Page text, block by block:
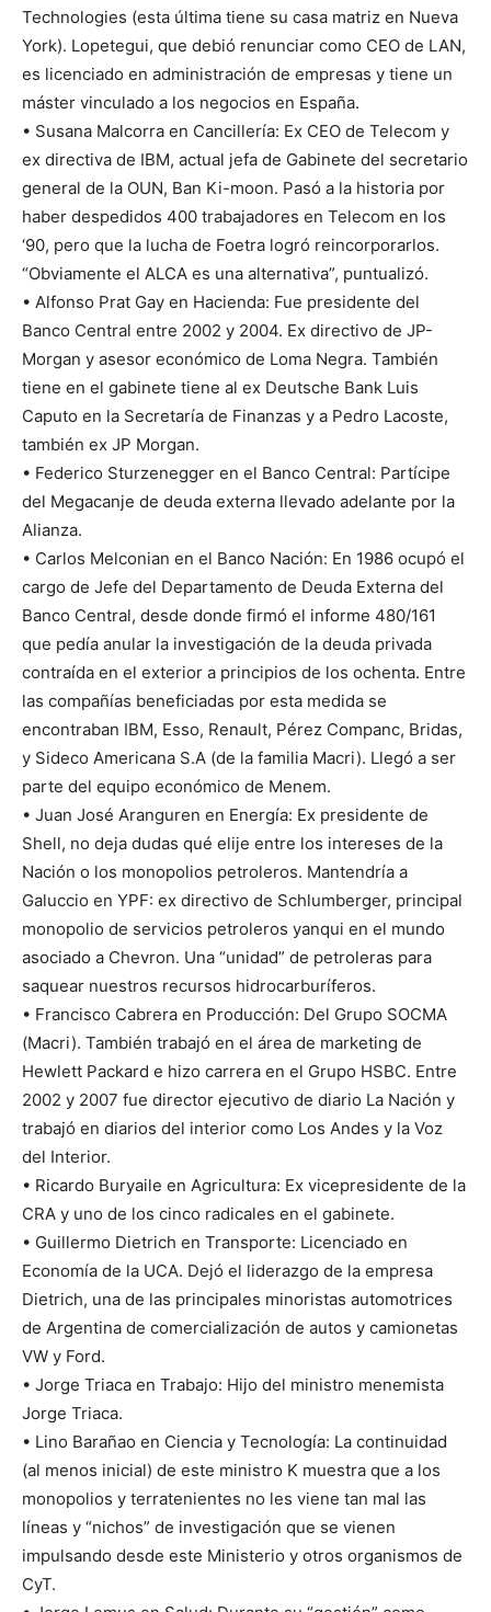
Technologies (esta última tiene su casa matriz en Nueva
York). Lopetegui, que debió renunciar como CEO de LAN,
es licenciado en administración de empresas y tiene un
máster vinculado a los negocios en España.
• Susana Malcorra en Cancillería: Ex CEO de Telecom y
ex directiva de IBM, actual jefa de Gabinete del secretario
general de la OUN, Ban Ki-moon. Pasó a la historia por
haber despedidos 400 trabajadores en Telecom en los
‘90, pero que la lucha de Foetra logró reincorporarlos.
“Obviamente el ALCA es una alternativa”, puntualizó.
• Alfonso Prat Gay en Hacienda: Fue presidente del
Banco Central entre 2002 y 2004. Ex directivo de JP-
Morgan y asesor económico de Loma Negra. También
tiene en el gabinete tiene al ex Deutsche Bank Luis
Caputo en la Secretaría de Finanzas y a Pedro Lacoste,
también ex JP Morgan.
• Federico Sturzenegger en el Banco Central: Partícipe
del Megacanje de deuda externa llevado adelante por la
Alianza.
• Carlos Melconian en el Banco Nación: En 1986 ocupó el
cargo de Jefe del Departamento de Deuda Externa del
Banco Central, desde donde firmó el informe 480/161
que pedía anular la investigación de la deuda privada
contraída en el exterior a principios de los ochenta. Entre
las compañías beneficiadas por esta medida se
encontraban IBM, Esso, Renault, Pérez Companc, Bridas,
y Sideco Americana S.A (de la familia Macri). Llegó a ser
parte del equipo económico de Menem.
• Juan José Aranguren en Energía: Ex presidente de
Shell, no deja dudas qué elije entre los intereses de la
Nación o los monopolios petroleros. Mantendría a
Galuccio en YPF: ex directivo de Schlumberger, principal
monopolio de servicios petroleros yanqui en el mundo
asociado a Chevron. Una “unidad” de petroleras para
saquear nuestros recursos hidrocarburíferos.
• Francisco Cabrera en Producción: Del Grupo SOCMA
(Macri). También trabajó en el área de marketing de
Hewlett Packard e hizo carrera en el Grupo HSBC. Entre
2002 y 2007 fue director ejecutivo de diario La Nación y
trabajó en diarios del interior como Los Andes y la Voz
del Interior.
• Ricardo Buryaile en Agricultura: Ex vicepresidente de la
CRA y uno de los cinco radicales en el gabinete.
• Guillermo Dietrich en Transporte: Licenciado en
Economía de la UCA. Dejó el liderazgo de la empresa
Dietrich, una de las principales minoristas automotrices
de Argentina de comercialización de autos y camionetas
VW y Ford.
• Jorge Triaca en Trabajo: Hijo del ministro menemista
Jorge Triaca.
• Lino Barañao en Ciencia y Tecnología: La continuidad
(al menos inicial) de este ministro K muestra que a los
monopolios y terratenientes no les viene tan mal las
líneas y “nichos” de investigación que se vienen
impulsando desde este Ministerio y otros organismos de
CyT.